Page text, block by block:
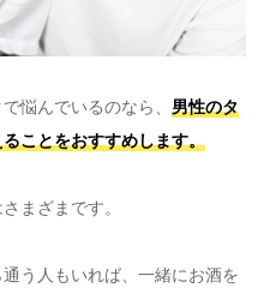
悩んでいるのなら、 男性のタ
ことをおすすめします。
まざまです。
う人もいれば、一緒にお酒を